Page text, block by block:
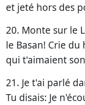
et jeté hors des
20. Monte sur le
le Basan! Crie
qui t'aimaient
21. Je t'ai parlé
Tu disais: Je